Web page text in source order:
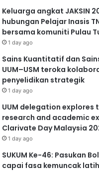
Keluarga angkat JAKSIN
hubungan Pelajar Inasis
bersama komuniti Pulau
1 day ago
Sains Kuantitatif dan
UUM–USM teroka
penyelidikan strategik
1 day ago
UUM delegation explores
research and academic
Clarivate Day Malaysia
1 day ago
SUKUM Ke-46: Pasukan
capai fasa kemuncak